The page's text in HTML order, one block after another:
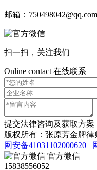
邮箱：750498042@qq.com
扫一扫，关注我们
Online contact 在线联系
提交法律咨询及获取方案
版权所有：张原芳金牌
网安备41031102000620
官方微信
15838556052